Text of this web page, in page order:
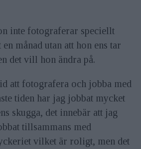
inte fotograferar speciellt
månad utan att hon ens tar
det vill hon ändra på.
att fotografera och jobba med
tiden har jag jobbat mycket
skugga, det innebär att jag
tillsammans med
vilket är roligt, men det